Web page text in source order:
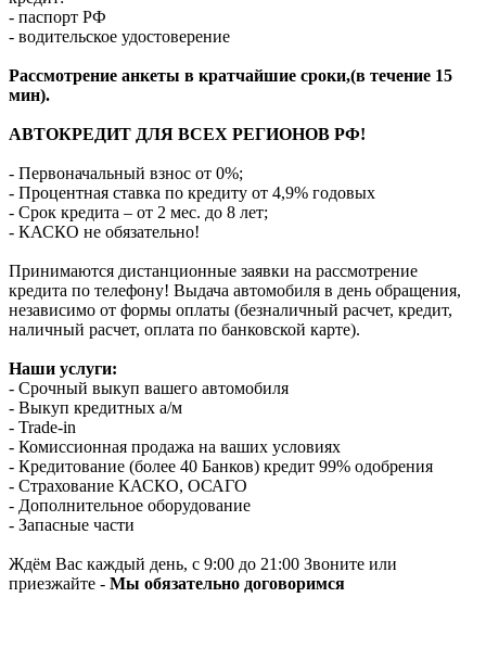
- паспорт РФ
- водительское удостоверение
Рассмотрение анкеты в кратчайшие сроки,(в течение 15
мин).
АВТОКРЕДИТ ДЛЯ ВСЕХ РЕГИОНОВ РФ!
- Первоначальный взнос от 0%;
- Процентная ставка по кредиту от 4,9% годовых
- Срок кредита – от 2 мес. до 8 лет;
- КАСКО не обязательно!
Принимаются дистанционные заявки на рассмотрение
кредита по телефону! Выдача автомобиля в день обращения,
независимо от формы оплаты (безналичный расчет, кредит,
наличный расчет, оплата по банковской карте).
Наши услуги:
- Срочный выкуп вашего автомобиля
- Выкуп кредитных а/м
- Trade-in
- Комиссионная продажа на ваших условиях
- Кредитование (более 40 Банков) кредит 99% одобрения
- Страхование КАСКО, ОСАГО
- Дополнительное оборудование
- Запасные части
Ждём Вас каждый день, с 9:00 до 21:00 Звоните или
приезжайте - Мы обязательно договоримся